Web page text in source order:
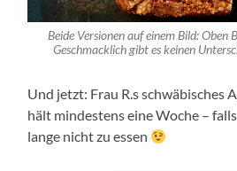
Beide Versionen auf einem Bild: Oben
Geschmacklich gibt es keinen
Und jetzt: Frau R.s schwäbisches
hält mindestens eine Woche –
lange nicht zu essen